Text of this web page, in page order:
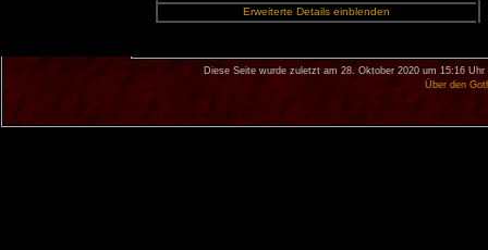
Erweiterte Details einblenden
Diese Seite wurde zuletzt am 28. Oktober 2020 um 15:16 Uhr
Über den